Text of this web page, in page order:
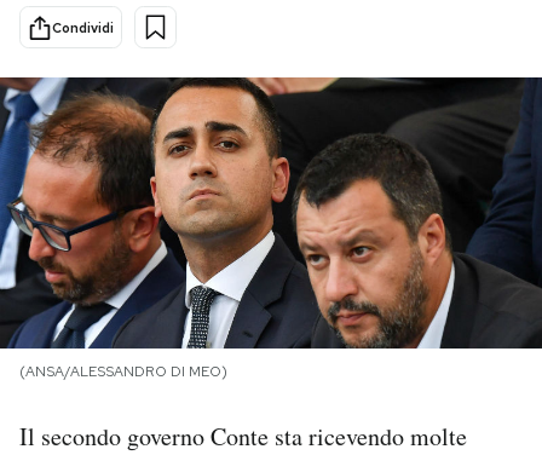
Sport
PODCAST
NEWSLETTER
I MIEI PREFERITI
SHOP
Condividi
(ANSA/ALESSANDRO DI MEO)
Il secondo governo Conte sta ricevendo molte